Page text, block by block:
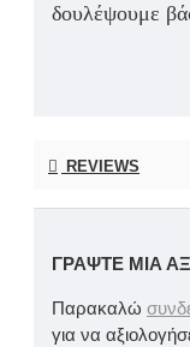
δουλέψουμε
REVIEWS
ΓΡΆΨΤΕ ΜΙΑ
Παρακαλώ
για να